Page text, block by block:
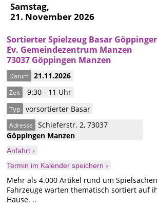
Samstag,
21. November 2026
Sortierter Spielzeug Basar
Ev. Gemeindezentrum Manzen
73037 Göppingen Manzen
Datum 21.11.2026
Zeit 9:30 - 11 Uhr
Typ vorsortierter Basar
Adresse Schieferstr. 2,73037
Göppingen Manzen
Anfahrt ›
Termin im Kalender speichern ›
Mehr als 4.000 Artikel rund um
Fahrzeuge warten thematisch sortiert auf
Hause. ..